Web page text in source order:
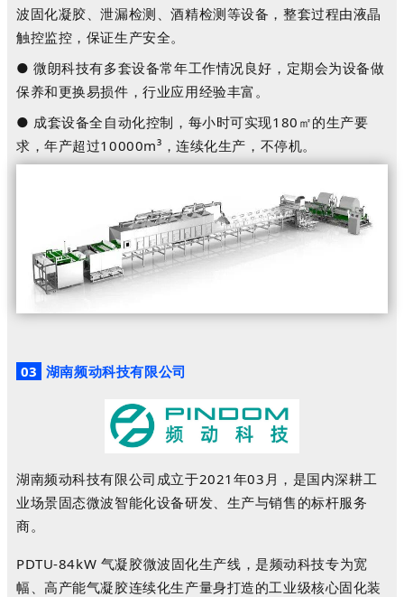
波固化凝胶、泄漏检测、酒精检测等设备，整套过程由液晶
触控监控，保证生产安全。
● 微朗科技有多套设备常年工作情况良好，定期会为设备做
保养和更换易损件，行业应用经验丰富。
● 成套设备全自动化控制，每小时可实现180㎡的生产要
求，年产超过10000m³，连续化生产，不停机。
03 湖南频动科技有限公司
湖南频动科技有限公司成立于2021年03月，是国内深耕工
业场景固态微波智能化设备研发、生产与销售的标杆服务
商。
PDTU-84kW 气凝胶微波固化生产线，是频动科技专为宽
幅、高产能气凝胶连续化生产量身打造的工业级核心固化装